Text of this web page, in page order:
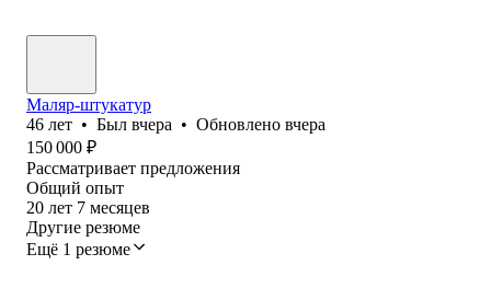
Маляр-штукатур
46 лет • Был вчера • Обновлено вчера
150 000 ₽
Рассматривает предложения
Общий опыт
20 лет 7 месяцев
Другие резюме
Ещё 1 резюме